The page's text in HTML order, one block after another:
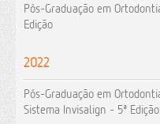
Pós-Graduação em
Edição
2022
Pós-Graduação em
Sistema Invisalign - 5ª Edição